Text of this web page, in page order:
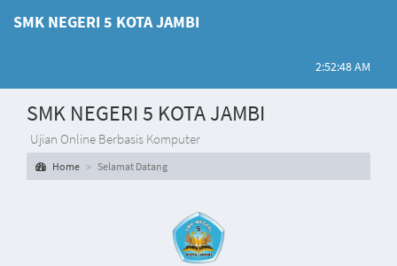
SMK NEGERI 5 KOTA JAMBI
2:52:48 AM
SMK NEGERI 5 KOTA JAMBI
Ujian Online Berbasis Komputer
Home Selamat Datang